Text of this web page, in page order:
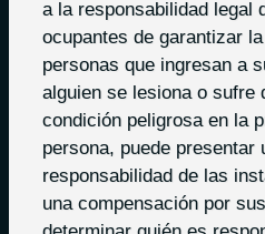
a la responsabilidad legal
ocupantes de garantizar
personas que ingresan a
alguien se lesiona o sufre
condición peligrosa en la
persona, puede presentar
responsabilidad de las
una compensación por